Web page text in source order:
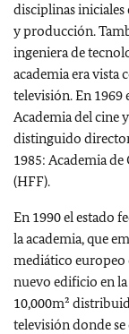
disciplinas
y producción.
ingeniera de
academia era vista
televisión. En
Academia del cine
distinguido
1985: Academia de
(HFF).
En 1990 el estado
la academia, que
mediático europeo
nuevo edificio en
10,000m²
televisión donde